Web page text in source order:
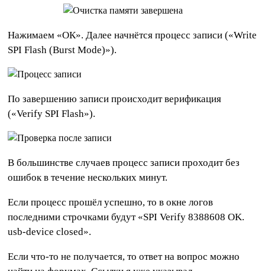
Нажимаем «ОК». Далее начнётся процесс записи («Write
SPI Flash (Burst Mode)»).
По завершению записи происходит верификация
(«Verify SPI Flash»).
В большинстве случаев процесс записи проходит без
ошибок в течение нескольких минут.
Если процесс прошёл успешно, то в окне логов
последними строчками будут «SPI Verify 8388608 OK.
usb-device closed».
Если что-то не получается, то ответ на вопрос можно